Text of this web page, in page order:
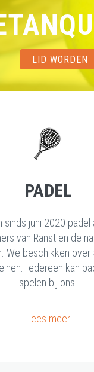
LID WORDEN
PADEL
sinds juni 2020 padel
van Ranst en de
We beschikken over
Iedereen kan
spelen bij ons.
Lees meer